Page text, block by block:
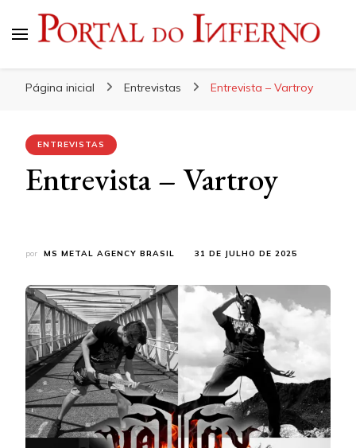
Página inicial Entrevistas Entrevista – Vartroy
ENTREVISTAS
Entrevista – Vartroy
por MS METAL AGENCY BRASIL 31 DE JULHO DE 2025